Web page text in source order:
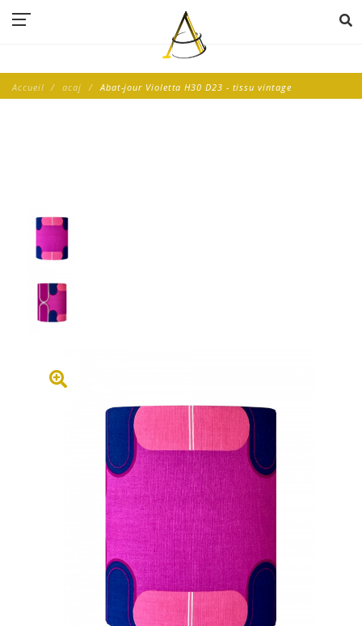
Accueil acaj Abat-jour Violetta H30 D23 - tissu vintage